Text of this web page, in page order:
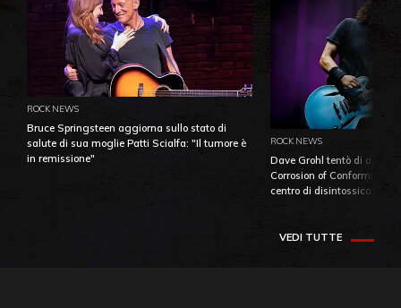
ROCK NEWS
Bruce Springsteen aggiorna sullo stato di
salute di sua moglie Patti Scialfa: "Il tumore è
in remissione"
ROCK NEWS
Dave Grohl tentò di
Corrosion of Conformity
centro di
VEDI TUTTE